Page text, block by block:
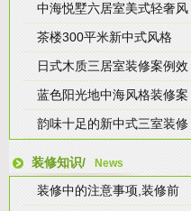
中海悦墅六居室美式轻奢风
茶楼300平米新中式风格
日式木质三居室装修案例效
蓝色阳光地中海风格装修案
韵味十足的新中式三室装修
装修知识/ News
装修中的注意事项,装修前